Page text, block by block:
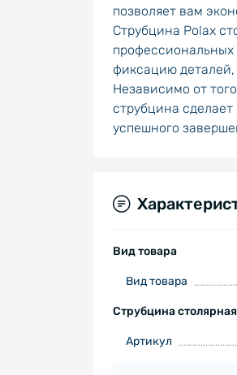
позволяет вам
Струбцина Polax
фиксацию деталей,
Независимо от
струбцина сделает
успешного
Вид товара
Вид товара
Струбцина столярная
Артикул